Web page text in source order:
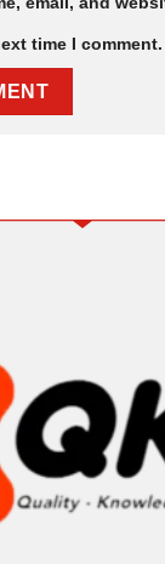
time I comment.